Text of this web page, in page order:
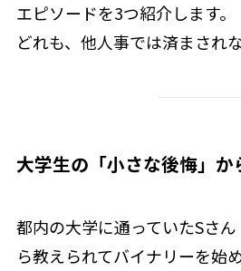
エピソードを3つ紹介します。
どれも、他人事では済まされ
大学生の「小さな後悔」か
都内の大学に通っていたSさ
ら教えられてバイナリーを始